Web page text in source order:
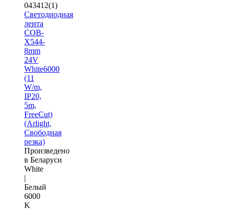
043412(1)
Светодиодная
лента
COB-
X544-
8mm
24V
White6000
(11
W/m,
IP20,
5m,
FreeCut)
(Arlight,
Свободная
резка)
Произведено
в Беларуси
White
|
Белый
6000
K